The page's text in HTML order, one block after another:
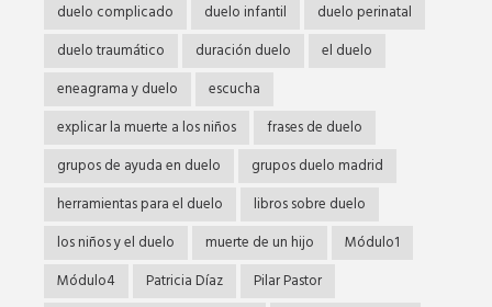
duelo complicado
duelo infantil
duelo perinatal
duelo traumático
duración duelo
el duelo
eneagrama y duelo
escucha
explicar la muerte a los niños
frases de duelo
grupos de ayuda en duelo
grupos duelo madrid
herramientas para el duelo
libros sobre duelo
los niños y el duelo
muerte de un hijo
Módulo1
Módulo4
Patricia Díaz
Pilar Pastor